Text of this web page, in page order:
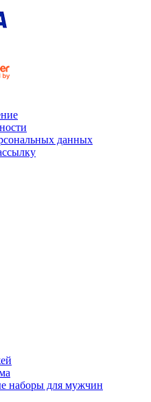
данных
наборы для мужчин